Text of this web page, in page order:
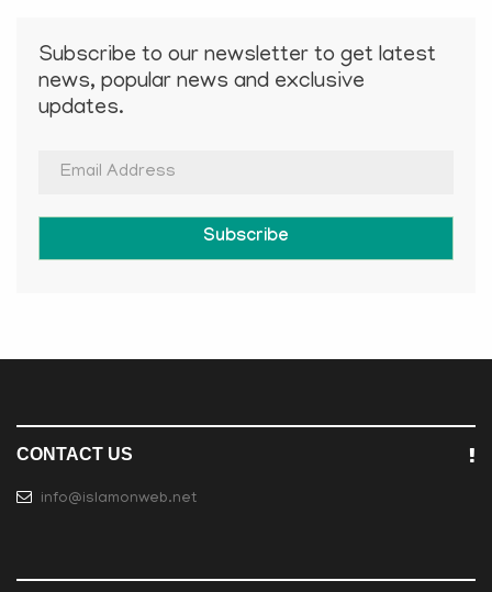
Subscribe to our newsletter to get latest
news, popular news and exclusive
updates.
Subscribe
CONTACT US
info@islamonweb.net